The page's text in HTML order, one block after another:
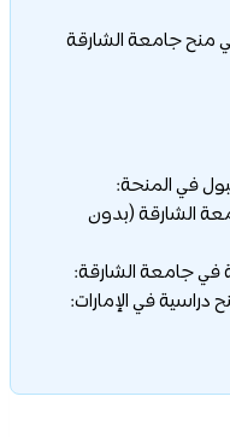
منح جامعة الشارقة
في المنحة:
الشارقة (بدون
جامعة الشارقة:
في الإمارات: